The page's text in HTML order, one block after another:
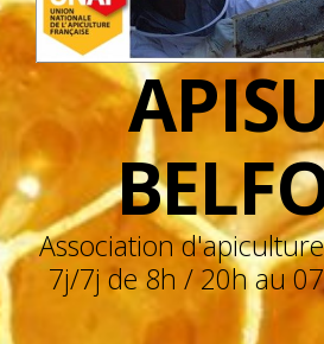
Association
7j/7j de 8h / 20h au